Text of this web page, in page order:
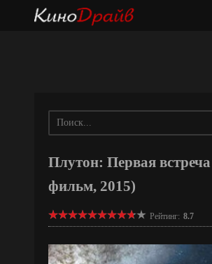
Плутон: Первая
фильм, 2015)
Рейтинг: 8.7